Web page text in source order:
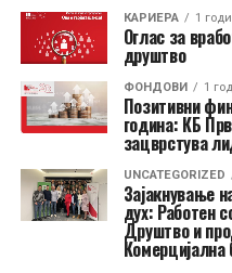
КАРИЕРА 1
Оглас за
дpyштвo
ФОНДОВИ 1
Позитивни
година: КБ
зацврстува
UNCATEGORIZED
Зајакнување
дух: Работен
Друштво и
Комерцијална